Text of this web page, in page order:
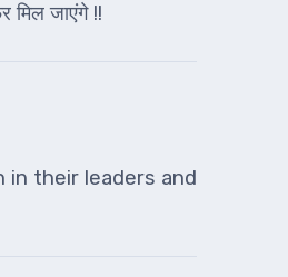
मिल जाएंगे !!
their leaders and